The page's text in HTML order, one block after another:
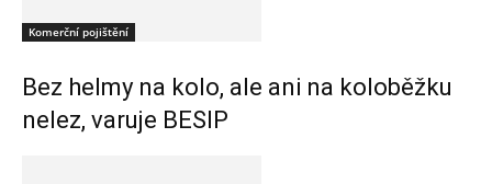
Komerční pojištění
Bez helmy na kolo, ale ani na koloběžku
nelez, varuje BESIP